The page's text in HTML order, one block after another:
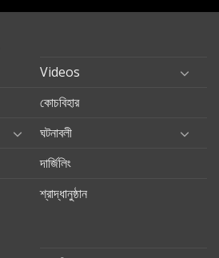
Videos
কোচবিহার
ঘটনাবলী
দার্জিলিং
শ্রাদ্ধানুষ্ঠান